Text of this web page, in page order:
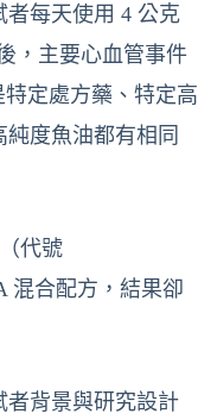
每天使用 4 公克
，主要心血管事件
特定處方藥、特定高
度魚油都有相同
代號
混合配方，結果卻
者背景與研究設計